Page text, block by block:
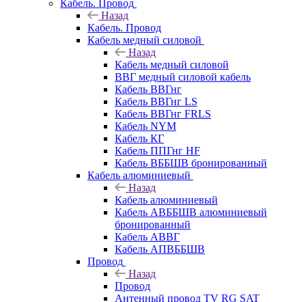
Кабель. Провод
Назад
Кабель. Провод
Кабель медный силовой
Назад
Кабель медный силовой
ВВГ медный силовой кабель
Кабель ВВГнг
Кабель ВВГнг LS
Кабель ВВГнг FRLS
Кабель NYM
Кабель КГ
Кабель ППГнг HF
Кабель ВББШВ бронированный
Кабель алюминиевый
Назад
Кабель алюминиевый
Кабель АВББШВ алюминиевый
бронированный
Кабель АВВГ
Кабель АПВББШВ
Провод
Назад
Провод
Антенный провод TV RG SAT